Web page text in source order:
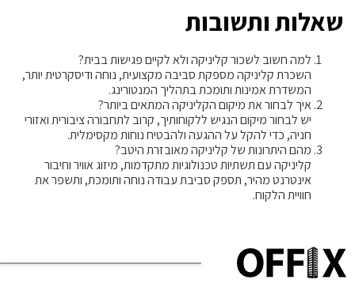
שאלות ותשובות
למה חשוב לשכור קליניקה ולא לקיים פגישות בבית?
השכרת קליניקה מספקת סביבה מקצועית, נוחה ודיסקרטית יותר,
המשדרת אמינות ותומכת בתהליך המנטורינג.
איך לבחור את מיקום הקליניקה המתאים ביותר?
יש לבחור מיקום הנגיש ללקוחותיך, קרוב לתחבורה ציבורית ואזורי
חניה, כדי להקל על ההגעה ולהבטיח נוחות מקסימלית.
מהם היתרונות של קליניקה מאובזרת היטב?
קליניקה עם תשתיות טכנולוגיות מתקדמות, מיזוג אוויר וחיבור
אינטרנט מהיר, תספק סביבת עבודה נוחה ותומכת, ותשפר את
חוויית הלקוח.